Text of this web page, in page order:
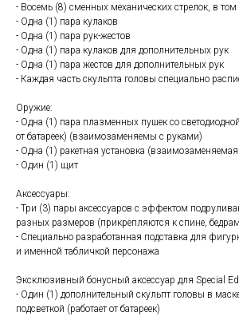
- Восемь (8) сменных механических стрелок, в том
- Одна (1) пара кулаков
- Одна (1) пара рук-жестов
- Одна (1) пара кулаков для дополнительных рук
- Одна (1) пара жестов для дополнительных рук
- Каждая часть скульпта головы специально
Оружие:
- Одна (1) пара плазменных пушек со светодиодной
от батареек) (взаимозаменяемы с руками)
- Одна (1) ракетная установка
- Один (1) щит
Аксессуары:
- Три (3) пары аксессуаров с эффектом
разных размеров (прикрепляются к спине,
- Специально разработанная подставка для
и именной табличкой персонажа
Эксклюзивный бонусный аксессуар для Special
- Один (1) дополнительный скульпт головы в
подсветкой (работает от батареек)